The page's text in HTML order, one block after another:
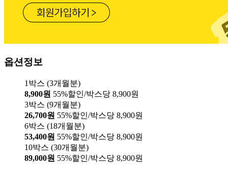
옵션정보
1박스 (3개월분)
8,900원 55%할인/박스당 8,900원
3박스 (9개월분)
26,700원 55%할인/박스당 8,900원
6박스 (18개월분)
53,400원 55%할인/박스당 8,900원
10박스 (30개월분)
89,000원 55%할인/박스당 8,900원